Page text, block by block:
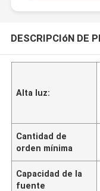
DESCRIPCIóN DE
Alta luz:
Cantidad de
orden mínima
Capacidad de la
fuente